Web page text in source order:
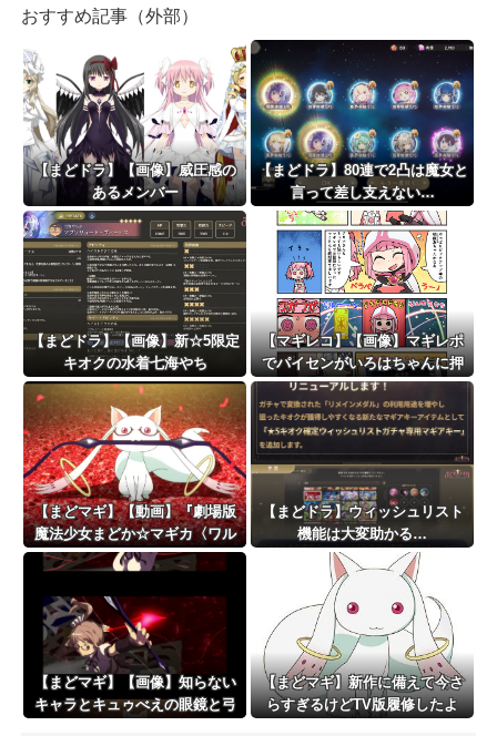
おすすめ記事（外部）
【まどドラ】【画像】威圧感の
あるメンバー
【まどドラ】80連で2凸は魔女と
言って差し支えない…
【まどドラ】【画像】新☆5限定
キオクの水着七海やち
よ！！！！水全体ブレイカー
【マギレコ】【画像】マギレポ
でパイセンがいろはちゃんに押
し倒される回探してるんだけど
【まどマギ】【動画】『劇場版
魔法少女まどか☆マギカ〈ワル
プルギスの廻天〉』本予告が公
【まどドラ】ウィッシュリスト
機能は大変助かる…
【まどマギ】【画像】知らない
キャラとキュゥべえの眼鏡と弓
【まどマギ】新作に備えて今さ
らすぎるけどTV版履修したよ